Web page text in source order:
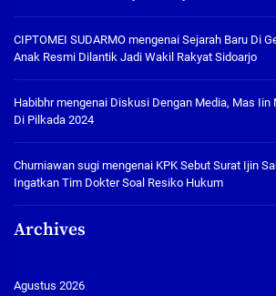
CIPTOMEI SUDARMO mengenai Sejarah Baru Di
Anak Resmi Dilantik Jadi Wakil Rakyat Sidoarjo
Habibhrmengenai Diskusi Dengan Media, Mas Iin
Di Pilkada 2024
Churniawan sugi mengenai KPK Sebut Surat Ijin
Ingatkan Tim Dokter Soal Resiko Hukum
Archives
Agustus 2026